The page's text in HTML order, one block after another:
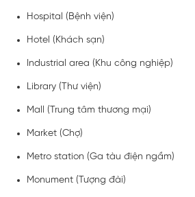
Hospital (Bệnh viện)
Hotel (Khách sạn)
Industrial area (Khu công nghiệp)
Library (Thư viện)
Mall (Trung tâm thương mại)
Market (Chợ)
Metro station (Ga tàu điện ngầm)
Monument (Tượng đài)